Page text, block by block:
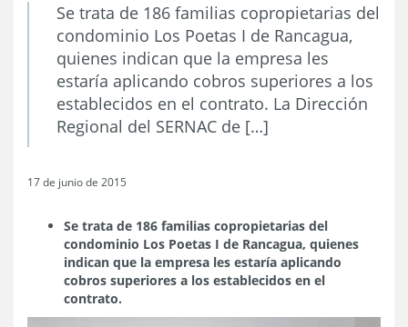
Se trata de 186 familias copropietarias del
condominio Los Poetas I de Rancagua,
quienes indican que la empresa les
estaría aplicando cobros superiores a los
establecidos en el contrato. La Dirección
Regional del SERNAC de […]
17 de junio de 2015
Se trata de 186 familias copropietarias del
condominio Los Poetas I de Rancagua, quienes
indican que la empresa les estaría aplicando
cobros superiores a los establecidos en el
contrato.